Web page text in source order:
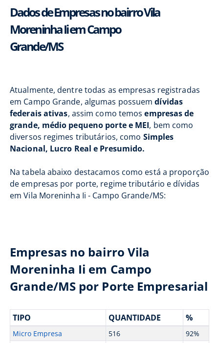
Dados de Empresas no bairro Vila
Moreninha Ii em Campo
Grande/MS
Atualmente, dentre todas as empresas registradas
em Campo Grande, algumas possuemdívidas
federais ativas, assim como temosempresas de
grande, médio pequeno porte e MEI, bem como
diversos regimes tributários, como Simples
Nacional, Lucro Real e Presumido.
Na tabela abaixo destacamos como está a proporção
de empresas por porte, regime tributário e dívidas
em Vila Moreninha Ii - Campo Grande/MS:
Empresas no bairro Vila
Moreninha Ii em Campo
Grande/MS por Porte Empresarial
TIPO QUANTIDADE %
Micro Empresa 516
92%